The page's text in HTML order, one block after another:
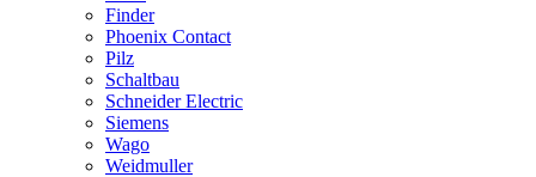
Finder
Phoenix Contact
Pilz
Schaltbau
Schneider Electric
Siemens
Wago
Weidmuller